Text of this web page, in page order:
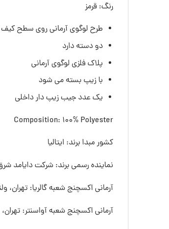
رنگ: قرمز
طرح لوگوی آرمانی روی سطح کیف
دو دسته دارد
پلاک فلزی لوگوی آرمانی
با زیپ بسته می شود
یک عدد جیب زیپ دار داخلی
Composition: 100% Polyester
کشور مبدا برند: ایتالیا
نماینده رسمی برند: شرکت دایامد
آرمانی اکسچنج شعبه گالریا: تهران،
آرمانی اکسچنج شعبه آواسنتر: